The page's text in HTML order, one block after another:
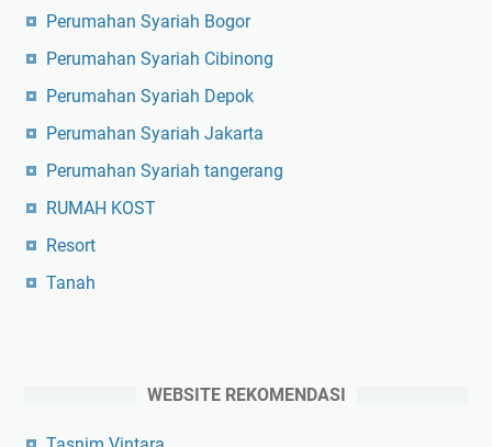
Perumahan Syariah Bogor
Perumahan Syariah Cibinong
Perumahan Syariah Depok
Perumahan Syariah Jakarta
Perumahan Syariah tangerang
RUMAH KOST
Resort
Tanah
WEBSITE REKOMENDASI